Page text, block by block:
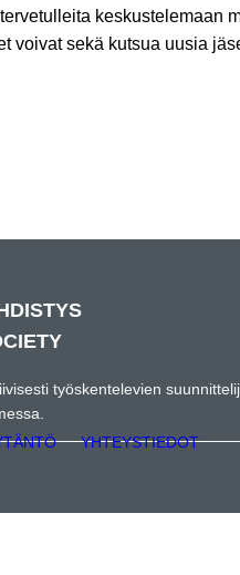
keskustelemaan
voivat sekä kutsua uusia
työskentelevien
YHTEYSTIEDOT